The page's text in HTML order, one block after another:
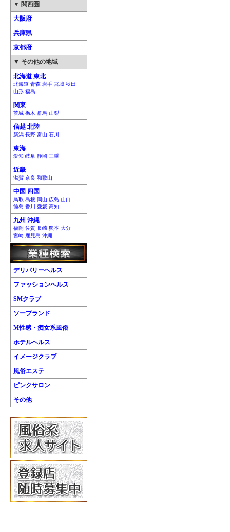
▼ 関西圏
大阪府
兵庫県
京都府
▼ その他の地域
北海道 東北
北海道 青森 岩手 宮城 秋田
山形 福島
関東
茨城 栃木 群馬 山梨
信越 北陸
新潟 長野 富山 石川
東海
愛知 岐阜 静岡 三重
近畿
滋賀 奈良 和歌山
中国 四国
鳥取 島根 岡山 広島 山口
徳島 香川 愛媛 高知
九州 沖縄
福岡 佐賀 長崎 熊本 大分
宮崎 鹿児島 沖縄
デリバリーヘルス
ファッションヘルス
SMクラブ
ソープランド
M性感・痴女系風俗
ホテルヘルス
イメージクラブ
風俗エステ
ピンクサロン
その他